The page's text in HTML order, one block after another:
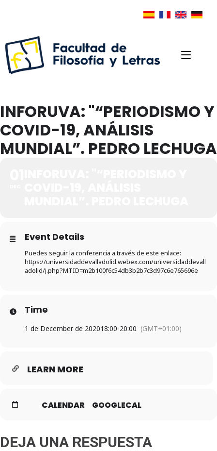
INFORUVA: "“PERIODISMO Y
COVID-19, ANÁLISIS
MUNDIAL”. PEDRO LECHUGA
Event Details
Puedes seguir la conferencia a través de este enlace:
https://universidaddevalladolid.webex.com/universidaddevall
adolid/j.php?MTID=m2b100f6c54db3b2b7c3d97c6e765696e
Time
1 de December de 202018:00-20:00 (GMT+01:00)
LEARN MORE
CALENDAR GOOGLECAL
DEJA UNA RESPUESTA